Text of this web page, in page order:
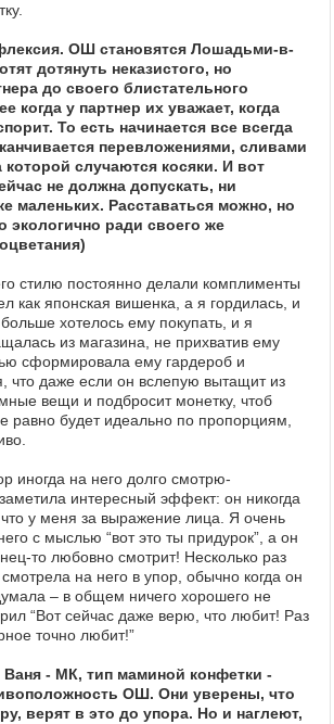
ОШ становятся Лошадьми-в-
дотянуть неказистого, но
до своего блистательного
когда у партнер их уважает, когда
То есть начинается все всегда
перевложениями, сливами
которой случаются косяки. И вот
не должна допускать, ни
маленьких. Расставаться можно, но
экологично ради своего же
стилю постоянно делали комплименты
как японская вишенка, а я гордилась, и
хотелось ему покупать, и я
из магазина, не прихватив ему
сформировала ему гардероб и
что даже если он вслепую вытащит из
вещи и подбросит монетку, чтоб
равно будет идеально по пропорциям,
иногда на него долго смотрю-
интересный эффект: он никогда
у меня за выражение лица. Я очень
с мыслью “вот это ты придурок”, а он
то любовно смотрит! Несколько раз
на него в упор, обычно когда он
– в общем ничего хорошего не
“Вот сейчас даже верю, что любит! Раз
точно любит!”
Ваня - МК, тип маминой конфетки -
ОШ. Они уверены, что
верят в это до упора. Но и наглеют,